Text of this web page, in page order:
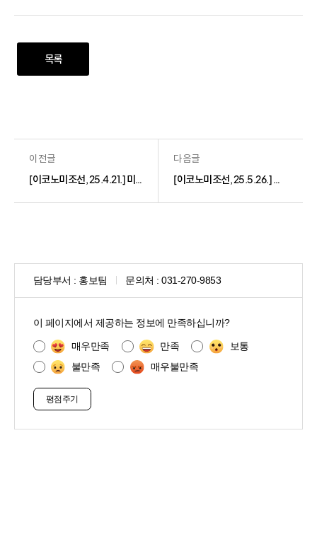
목록
이전글 다음글
담당부서 : 홍보팀 문의처 : 031-270-9853
이 페이지에서 제공하는 정보에 만족하십니까?
매우만족 만족
보통
불만족
매우불만족